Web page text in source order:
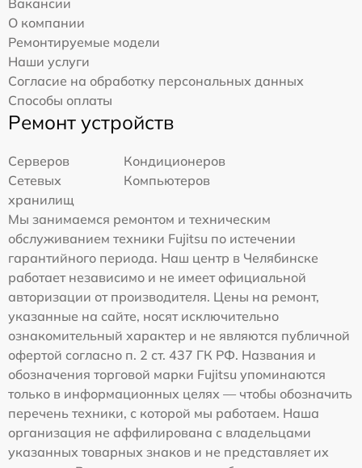
О компании
Ремонтируемые модели
Наши услуги
Согласие на обработку персональных данных
Способы оплаты
Ремонт устройств
Серверов
Кондиционеров
Сетевых
хранилищ
Компьютеров
Мы занимаемся ремонтом и техническим
обслуживанием техники Fujitsu по истечении
гарантийного периода. Наш центр в Челябинске
работает независимо и не имеет официальной
авторизации от производителя. Цены на ремонт,
указанные на сайте, носят исключительно
ознакомительный характер и не являются публичной
офертой согласно п. 2 ст. 437 ГК РФ. Названия и
обозначения торговой марки Fujitsu упоминаются
только в информационных целях — чтобы обозначить
перечень техники, с которой мы работаем. Наша
организация не аффилирована с владельцами
указанных товарных знаков и не представляет их